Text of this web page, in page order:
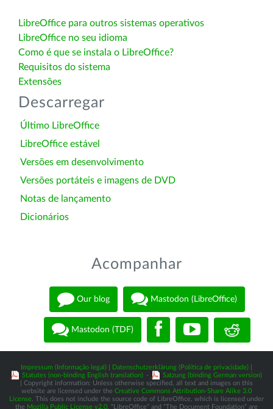
LibreOffice para outros sistemas operativos
LibreOffice no seu idioma
Como é que se instala o LibreOffice?
Requisitos do sistema
Extensões
Descarregar
Último LibreOffice
LibreOffice estável
Versões em desenvolvimento
Versões portáteis e imagens de DVD
Notas de lançamento
Dicionários
Acompanhar
Our blog Mastodon (LibreOffice)
Mastodon (TDF)
Impressum (Informação legal) Datenschutzerklärung (Política de privacidade)
Statutes (non-binding English translation) -
Satzung (binding German version)
| Copyright information: Unless otherwise specified, all text and images on this
website are licensed under the Creative Commons Attribution-Share Alike 3.0
License . This does not include the source code of LibreOffice, which is licensed under
the Mozilla Public License v2.0 . “LibreOffice” and “The Document Foundation” are